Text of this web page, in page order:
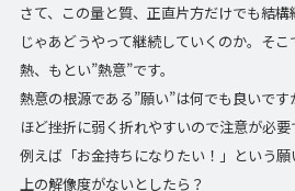
さて、この量と質、正直片方だけでも結構
じゃあどうやって継続していくのか。そ
熱、もとい”熱意”です。
熱意の根源である”願い”は何でも良いで
ほど挫折に弱く折れやすいので注意が必要
例えば「お金持ちになりたい！」という
上の解像度がないとしたら？